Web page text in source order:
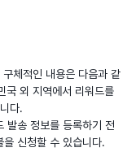
체적인 내용은 다음과 같
국 외 지역에서 리워드를
다.
발송 정보를 등록하기 전
신청할 수 있습니다.